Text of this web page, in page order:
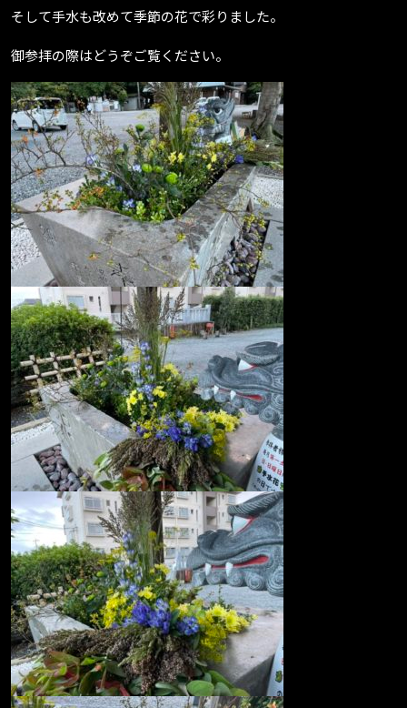
そして手水も改めて季節の花で彩りました。
御参拝の際はどうぞご覧ください。